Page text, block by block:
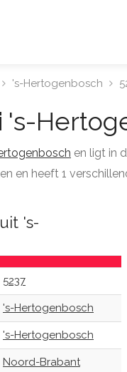
's-Hertogenbosch
's-
en ligt in
en heeft 1
's-
5237
's-Hertogenbosch
's-Hertogenbosch
Noord-Brabant